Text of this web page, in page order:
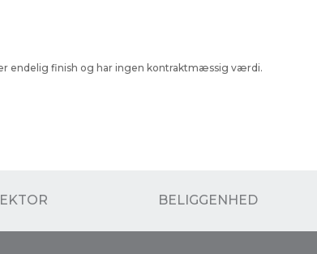
endelig finish og har ingen kontraktmæssig værdi.
BELIGGENHED